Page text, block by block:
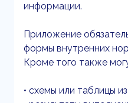
информации.
Приложение
формы внутренних
Кроме того также
• схемы или таблицы